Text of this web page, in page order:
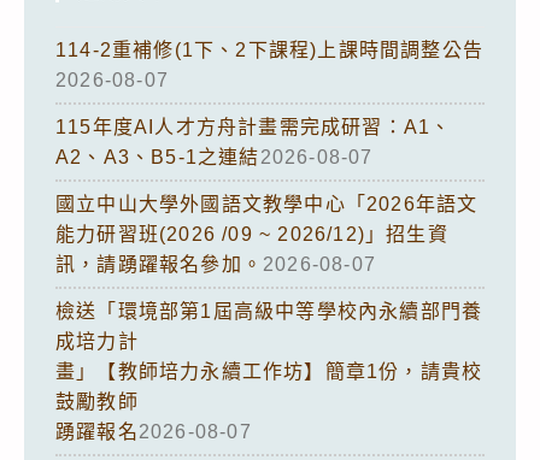
114-2重補修(1下、2下課程)上課時間調整公告
2026-08-07
115年度AI人才方舟計畫需完成研習：A1、
A2、A3、B5-1之連結2026-08-07
國立中山大學外國語文教學中心「2026年語文
能力研習班(2026 /09 ~ 2026/12)」招生資
訊，請踴躍報名參加。 2026-08-07
檢送「環境部第1屆高級中等學校內永續部門養
成培力計
畫」【教師培力永續工作坊】簡章1份，請貴校
鼓勵教師
踴躍報名2026-08-07